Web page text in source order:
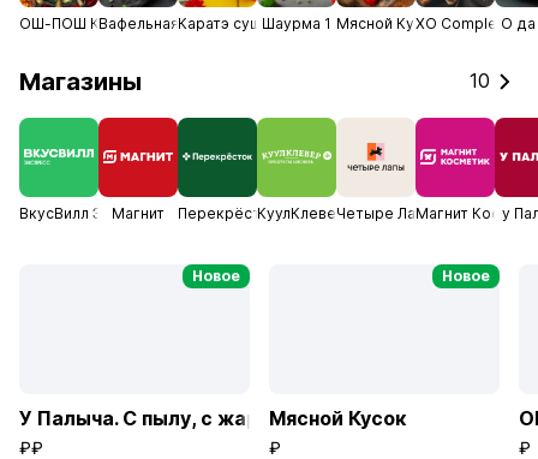
ОШ-ПОШ Кафе халяль
Вафельная фантазия
Каратэ сушиШаурма 1 Мясной КусокXO ComplexО
Магазины 10
ВкусВилл Экспресс
Магнит ПерекрёстокКуулКлевер. Продукты МясновЪ
Четыре ЛапыМагнит у
Новое
У Палыча. С пылу, с жару!
₽₽
Новое
Мясной Кусок
₽ ₽